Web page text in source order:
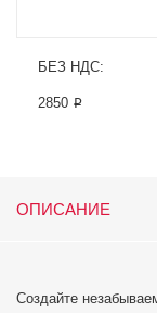
БЕЗ НДС:
2850 ₽
ОПИСАНИЕ
Создайте